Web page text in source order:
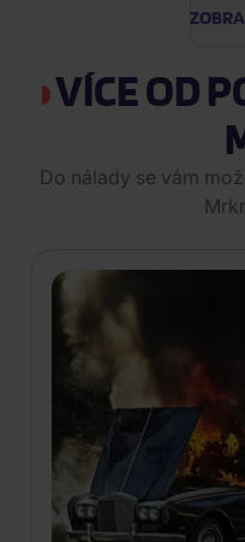
VÍCE OD
Do nálady se vám